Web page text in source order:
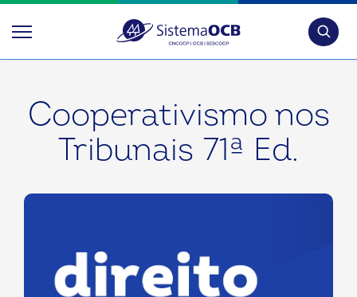
Cooperativismo nos
Tribunais 71ª Ed.